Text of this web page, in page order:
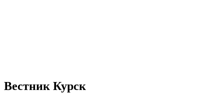
Вестник Курск